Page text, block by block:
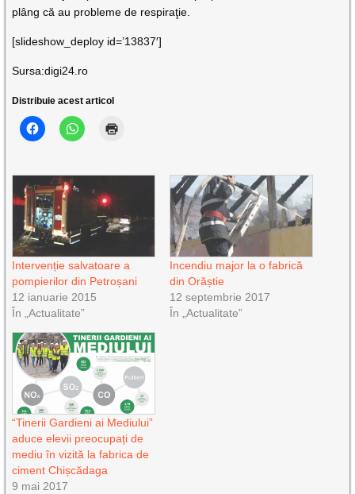
plâng că au probleme de respiraţie.
[slideshow_deploy id=’13837′]
Sursa:digi24.ro
Distribuie acest articol
Intervenție salvatoare a
pompierilor din Petroșani
12 ianuarie 2015
În „Actualitate”
Incendiu major la o fabrică
din Orăștie
12 septembrie 2017
În „Actualitate”
“Tinerii Gardieni ai Mediului”
aduce elevii preocupați de
mediu în vizită la fabrica de
ciment Chișcădaga
9 mai 2017